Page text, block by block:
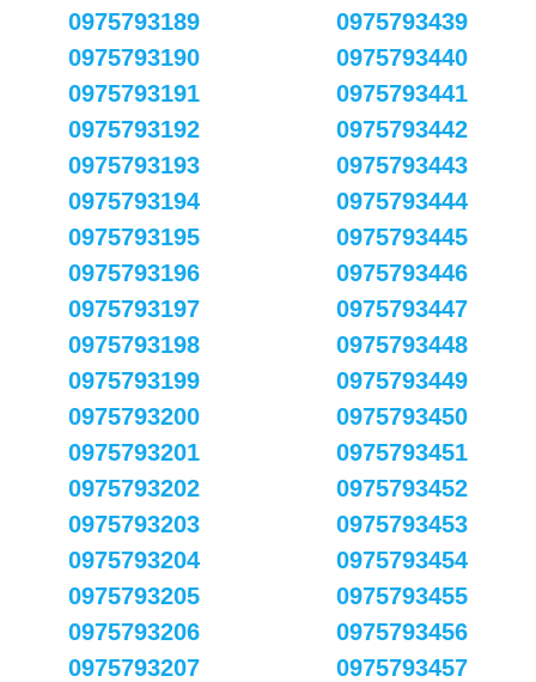
0975793189
0975793190
0975793191
0975793192
0975793193
0975793194
0975793195
0975793196
0975793197
0975793198
0975793199
0975793200
0975793201
0975793202
0975793203
0975793204
0975793205
0975793206
0975793207
0975793439
0975793440
0975793441
0975793442
0975793443
0975793444
0975793445
0975793446
0975793447
0975793448
0975793449
0975793450
0975793451
0975793452
0975793453
0975793454
0975793455
0975793456
0975793457